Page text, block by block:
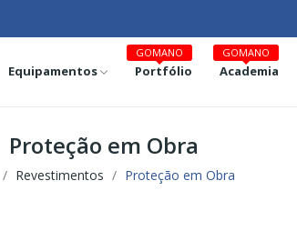
Equipamentos Portfólio
GOMANO
Academia
GOMANO
Proteção em Obra
Revestimentos Proteção em Obra